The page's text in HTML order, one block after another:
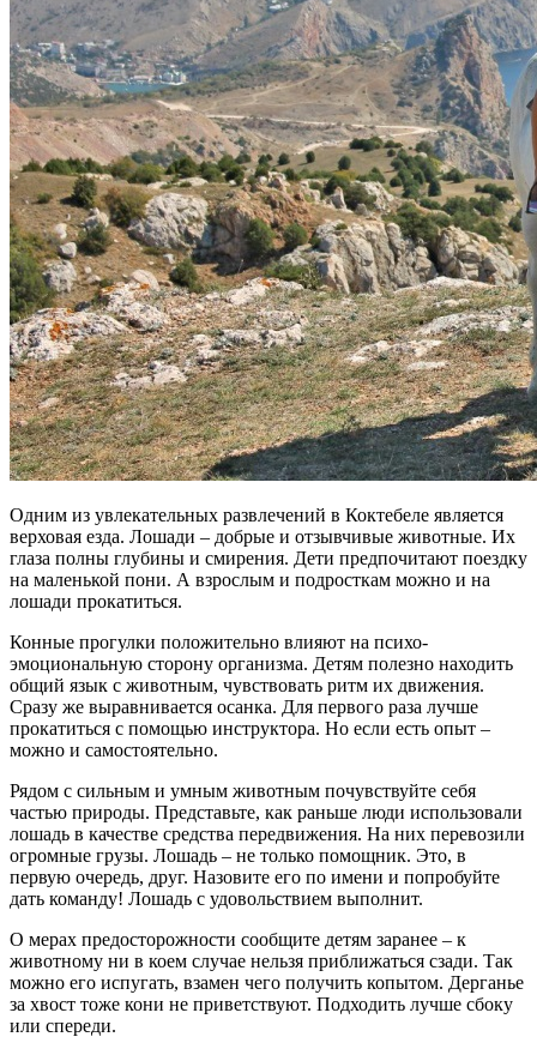
Одним из увлекательных развлечений в Коктебеле является
верховая езда. Лошади – добрые и отзывчивые животные. Их
глаза полны глубины и смирения. Дети предпочитают поездку
на маленькой пони. А взрослым и подросткам можно и на
лошади прокатиться.
Конные прогулки положительно влияют на психо-
эмоциональную сторону организма. Детям полезно находить
общий язык с животным, чувствовать ритм их движения.
Сразу же выравнивается осанка. Для первого раза лучше
прокатиться с помощью инструктора. Но если есть опыт –
можно и самостоятельно.
Рядом с сильным и умным животным почувствуйте себя
частью природы. Представьте, как раньше люди использовали
лошадь в качестве средства передвижения. На них перевозили
огромные грузы. Лошадь – не только помощник. Это, в
первую очередь, друг. Назовите его по имени и попробуйте
дать команду! Лошадь с удовольствием выполнит.
О мерах предосторожности сообщите детям заранее – к
животному ни в коем случае нельзя приближаться сзади. Так
можно его испугать, взамен чего получить копытом. Дерганье
за хвост тоже кони не приветствуют. Подходить лучше сбоку
или спереди.